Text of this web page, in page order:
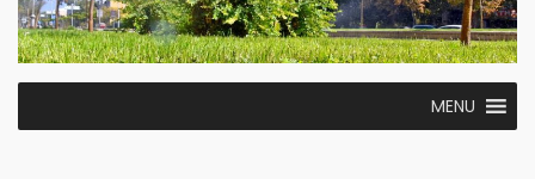
MENU